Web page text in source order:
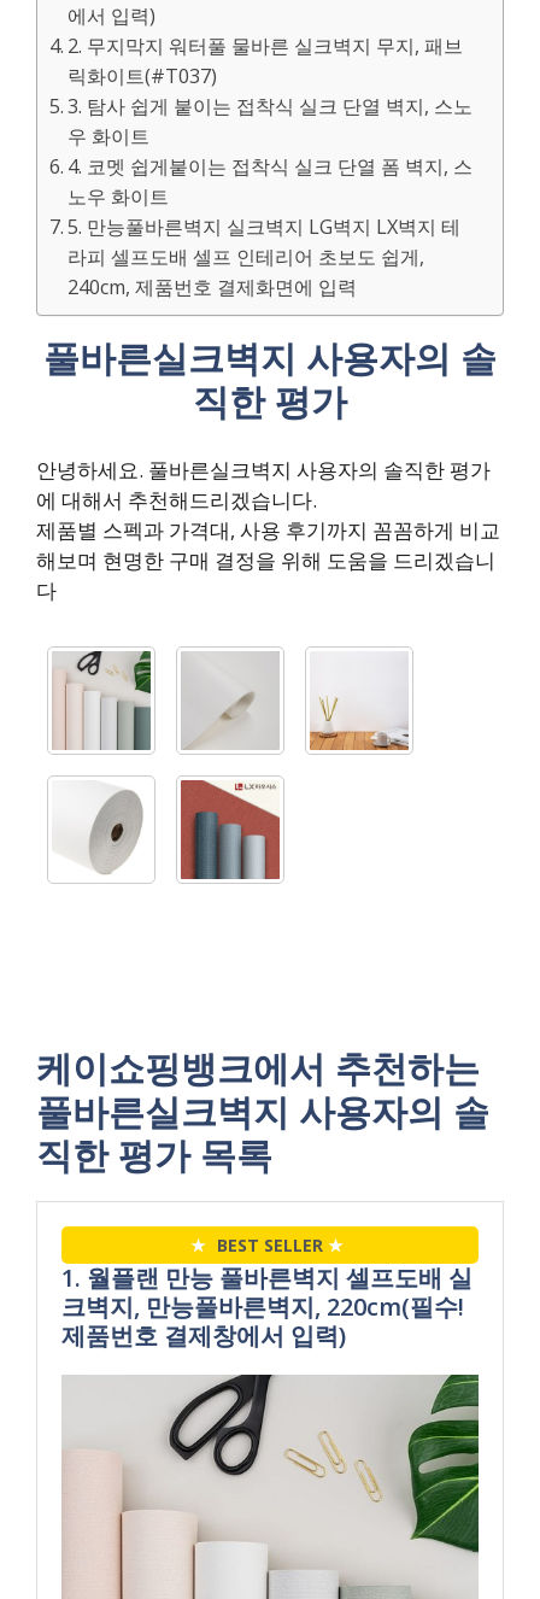
에서 입력)
2. 무지막지 워터풀 물바른 실크벽지 무지, 패브
릭화이트(#T037)
3. 탐사 쉽게 붙이는 접착식 실크 단열 벽지, 스노
우 화이트
4. 코멧 쉽게붙이는 접착식 실크 단열 폼 벽지, 스
노우 화이트
5. 만능풀바른벽지 실크벽지 LG벽지 LX벽지 테
라피 셀프도배 셀프 인테리어 초보도 쉽게,
240cm, 제품번호 결제화면에 입력
풀바른실크벽지 사용자의 솔
직한 평가
안녕하세요. 풀바른실크벽지 사용자의 솔직한 평가
에 대해서 추천해드리겠습니다.
제품별 스펙과 가격대, 사용 후기까지 꼼꼼하게 비교
해보며 현명한 구매 결정을 위해 도움을 드리겠습니
다
케이쇼핑뱅크에서 추천하는
풀바른실크벽지 사용자의 솔
직한 평가 목록
★ BEST SELLER ★
1. 월플랜 만능 풀바른벽지 셀프도배 실
크벽지, 만능풀바른벽지, 220cm(필수!
제품번호 결제창에서 입력)